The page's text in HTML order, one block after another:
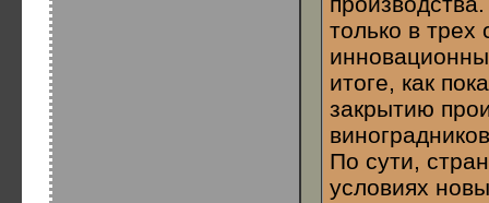
только в
итоге, как
закрытию
По сути,
условиях